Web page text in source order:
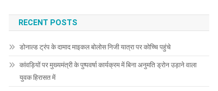
RECENT POSTS
डोनाल्ड ट्रंप के दामाद माइकल बोलोस निजी यात्रा पर कोच्चि पहुंचे
कांवड़ियों पर मुख्यमंत्री के पुष्पवर्षा कार्यक्रम में बिना अनुमति ड्रोन उड़ाने वाला
युवक हिरासत में